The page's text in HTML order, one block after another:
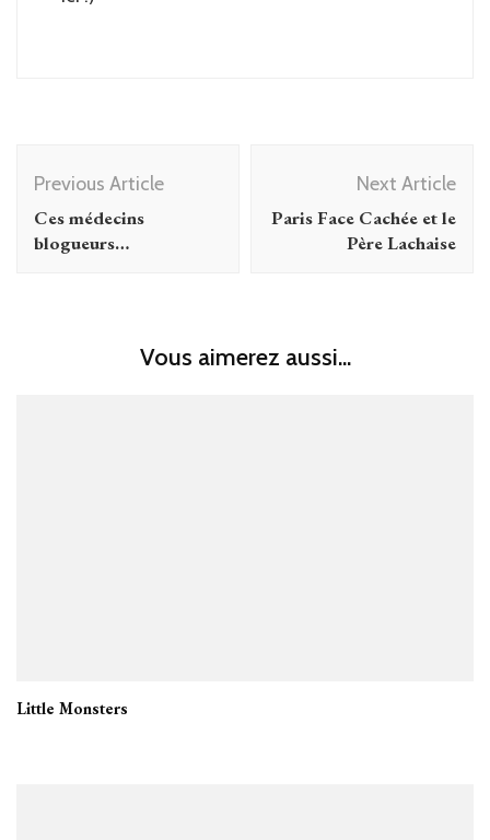
Navigation
Previous Article
Ces médecins
blogueurs…
Next Article
Paris Face Cachée et le
Père Lachaise
Vous aimerez aussi...
Little Monsters